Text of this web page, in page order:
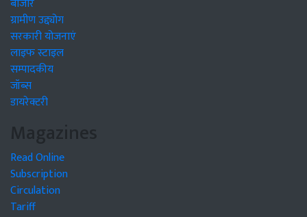
ग्रामीण उद्द्योग
सरकारी योजनाएं
लाइफ स्टाइल
सम्पादकीय
जॉब्स
डायरेक्टरी
Magazines
Read Online
Subscription
Circulation
Tariff